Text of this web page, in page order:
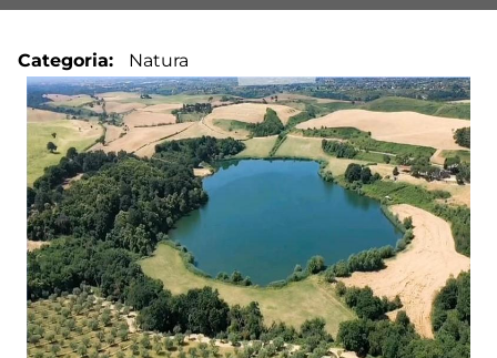
Categoria Natura